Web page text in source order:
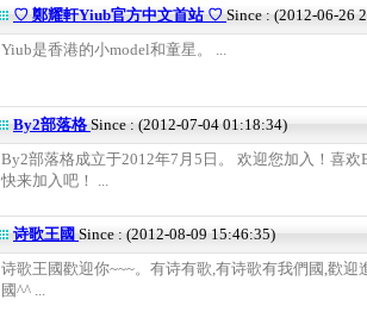
♡ 鄭耀軒Yiub官方中文首站 ♡ Since : (2012-06-26
Yiub是香港的小model和童星。 ...
By2部落格Since : (2012-07-04 01:18:34)
By2部落格成立于2012年7月5日。 欢迎您加入！喜欢
快来加入吧！ ...
诗歌王國 Since : (2012-08-09 15:46:35)
诗歌王國歡迎你~~~。有诗有歌,有诗歌有我們國,歡迎
國^^ ...